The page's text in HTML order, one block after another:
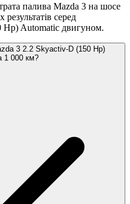
палива Mazda 3 на шосе
серед
Hp) Automatic двигуном.
3 2.2 Skyactiv-D (150 Hp)
1 000 км?